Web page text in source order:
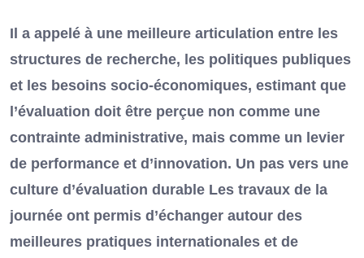
Il a appelé à une meilleure articulation entre les
structures de recherche, les politiques publiques
et les besoins socio-économiques, estimant que
l’évaluation doit être perçue non comme une
contrainte administrative, mais comme un levier
de performance et d’innovation. Un pas vers une
culture d’évaluation durable Les travaux de la
journée ont permis d’échanger autour des
meilleures pratiques internationales et de